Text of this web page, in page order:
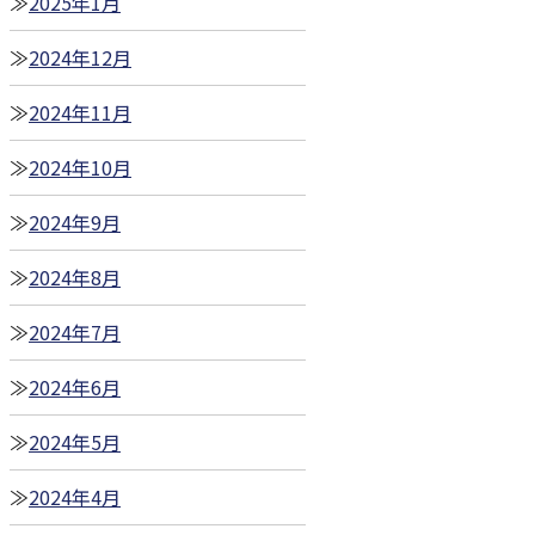
2024年12月
2024年11月
2024年10月
2024年9月
2024年8月
2024年7月
2024年6月
2024年5月
2024年4月